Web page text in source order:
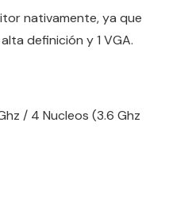
nativamente, ya que
definición y 1 VGA.
/ 4 Nucleos (3.6 Ghz